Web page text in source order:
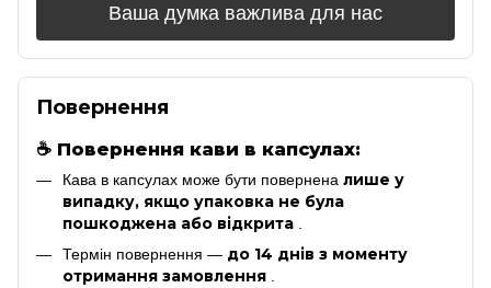
Ваша думка важлива для нас
Повернення
☕ Повернення кави в капсулах:
Кава в капсулах може бути повернена лише у
випадку, якщо упаковка не була
пошкоджена або відкрита
Термін повернення — до 14 днів з моменту
отримання замовлення .